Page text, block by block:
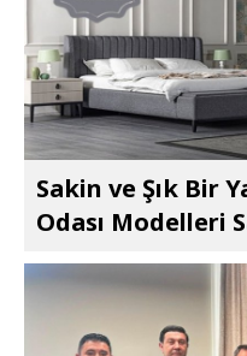
Sakin ve Şık Bir
Odası Modelleri